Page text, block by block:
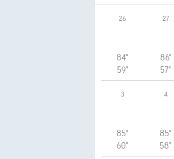
26
84°
59°
27
86°
57°
3
85°
60°
4
85°
58°